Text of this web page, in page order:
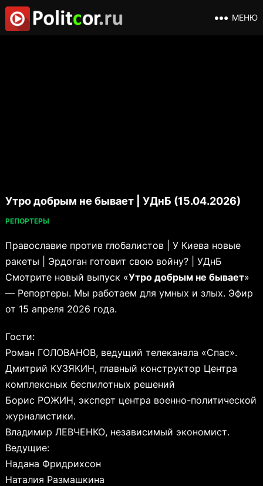
МЕНЮ
Утро добрым не бывает | УДнБ (15.04.2026)
РЕПОРТЕРЫ
Православие против глобалистов | У Киева новые
ракеты | Эрдоган готовит свою войну? | УДнБ
Смотрите новый выпуск «Утро добрым не бывает»
— Репортеры. Мы работаем для умных и злых. Эфир
от 15 апреля 2026 года.
Гости:
Роман ГОЛОВАНОВ, ведущий телеканала «Спас».
Дмитрий КУЗЯКИН, главный конструктор Центра
комплексных беспилотных решений
Борис РОЖИН, эксперт центра военно-политической
журналистики.
Владимир ЛЕВЧЕНКО, независимый экономист.
Ведущие:
Надана Фридрихсон
Наталия Размашкина